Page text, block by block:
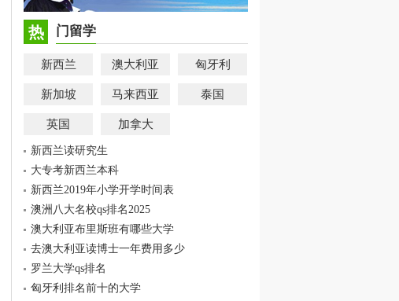
热 门留学
新西兰 澳大利亚 匈牙利
新加坡 马来西亚 泰国
英国 加拿大
新西兰读研究生
大专考新西兰本科
新西兰2019年小学开学时间表
澳洲八大名校qs排名2025
澳大利亚布里斯班有哪些大学
去澳大利亚读博士一年费用多少
罗兰大学qs排名
匈牙利排名前十的大学